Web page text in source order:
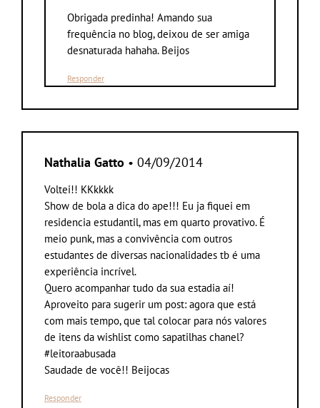
Obrigada predinha! Amando sua
frequência no blog, deixou de ser amiga
desnaturada hahaha. Beijos
Responder
Nathalia Gatto • 04/09/2014
Voltei!! KKkkkk
Show de bola a dica do ape!!! Eu ja fiquei em
residencia estudantil, mas em quarto provativo. É
meio punk, mas a convivência com outros
estudantes de diversas nacionalidades tb é uma
experiência incrível.
Quero acompanhar tudo da sua estadia aí!
Aproveito para sugerir um post: agora que está
com mais tempo, que tal colocar para nós valores
de itens da wishlist como sapatilhas chanel?
#leitoraabusada
Saudade de você!! Beijocas
Responder